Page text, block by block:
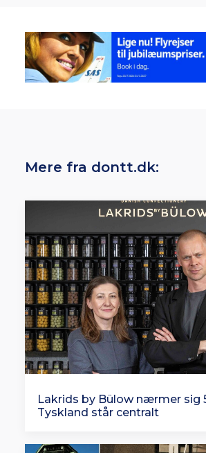
Mere fra dontt.dk:
Lakrids by Bülow nærmer sig
Tyskland står centralt